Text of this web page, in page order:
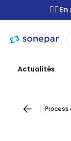
navigation
Passer
au
Actualités